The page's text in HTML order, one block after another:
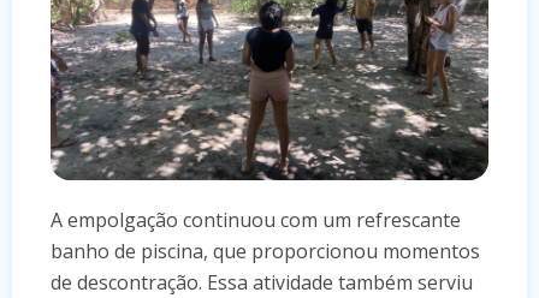
A empolgação continuou com um refrescante
banho de piscina, que proporcionou momentos
de descontração. Essa atividade também serviu